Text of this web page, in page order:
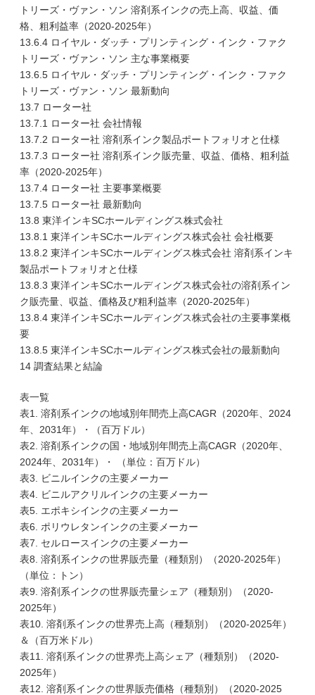
トリーズ・ヴァン・ソン 溶剤系インクの売上高、収益、価
格、粗利益率（2020-2025年）
13.6.4 ロイヤル・ダッチ・プリンティング・インク・ファク
トリーズ・ヴァン・ソン 主な事業概要
13.6.5 ロイヤル・ダッチ・プリンティング・インク・ファク
トリーズ・ヴァン・ソン 最新動向
13.7 ローター社
13.7.1 ローター社 会社情報
13.7.2 ローター社 溶剤系インク製品ポートフォリオと仕様
13.7.3 ローター社 溶剤系インク販売量、収益、価格、粗利益
率（2020-2025年）
13.7.4 ローター社 主要事業概要
13.7.5 ローター社 最新動向
13.8 東洋インキSCホールディングス株式会社
13.8.1 東洋インキSCホールディングス株式会社 会社概要
13.8.2 東洋インキSCホールディングス株式会社 溶剤系インキ
製品ポートフォリオと仕様
13.8.3 東洋インキSCホールディングス株式会社の溶剤系イン
ク販売量、収益、価格及び粗利益率（2020-2025年）
13.8.4 東洋インキSCホールディングス株式会社の主要事業概
要
13.8.5 東洋インキSCホールディングス株式会社の最新動向
14 調査結果と結論
表一覧
表1. 溶剤系インクの地域別年間売上高CAGR（2020年、2024
年、2031年）・（百万ドル）
表2. 溶剤系インクの国・地域別年間売上高CAGR（2020年、
2024年、2031年）・ （単位：百万ドル）
表3. ビニルインクの主要メーカー
表4. ビニルアクリルインクの主要メーカー
表5. エポキシインクの主要メーカー
表6. ポリウレタンインクの主要メーカー
表7. セルロースインクの主要メーカー
表8. 溶剤系インクの世界販売量（種類別）（2020-2025年）
（単位：トン）
表9. 溶剤系インクの世界販売量シェア（種類別）（2020-
2025年）
表10. 溶剤系インクの世界売上高（種類別）（2020-2025年）
＆（百万米ドル）
表11. 溶剤系インクの世界売上高シェア（種類別）（2020-
2025年）
表12. 溶剤系インクの世界販売価格（種類別）（2020-2025